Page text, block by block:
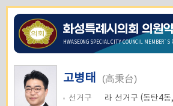
화성특례시의회 의원
HWASEONG SPECIAL CITY COUNCIL MEMBER`S
고병태 (高秉台)
선거구
라 선거구 (동탄4